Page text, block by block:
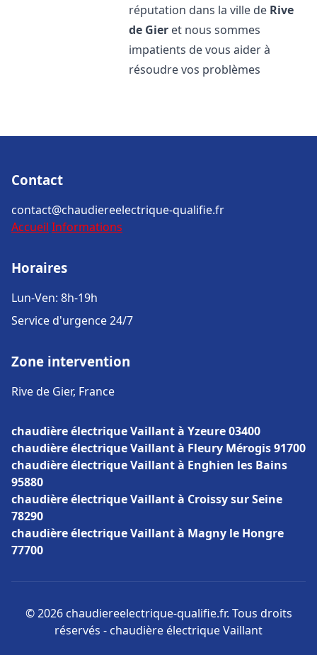
réputation dans la ville de Rive
de Gier et nous sommes
impatients de vous aider à
résoudre vos problèmes
Contact
contact@chaudiereelectrique-qualifie.fr
Accueil Informations
Horaires
Lun-Ven: 8h-19h
Service d'urgence 24/7
Zone intervention
Rive de Gier, France
chaudière électrique Vaillant à Yzeure 03400
chaudière électrique Vaillant à Fleury Mérogis 91700
chaudière électrique Vaillant à Enghien les Bains
95880
chaudière électrique Vaillant à Croissy sur Seine
78290
chaudière électrique Vaillant à Magny le Hongre
77700
© 2026 chaudiereelectrique-qualifie.fr. Tous droits
réservés - chaudière électrique Vaillant